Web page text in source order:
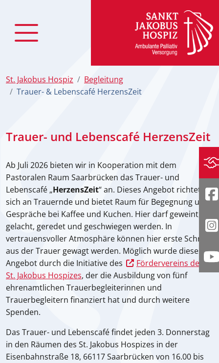
St. Jakobus Hospiz
Begleitung
Trauer- & Lebenscafé HerzensZeit
Trauer- und Lebenscafé HerzensZeit
Ab Juli 2026 bieten wir in Kooperation mit dem
Pastoralen Raum Saarbrücken das Trauer- und
Lebenscafé „HerzensZeit“ an. Dieses Angebot richtet
sich an Trauernde und bietet Raum für Begegnung und
Gespräche bei Kaffee und Kuchen. Hier darf geweint,
gelacht, geredet und geschwiegen werden. In
vertrauensvoller Atmosphäre können hier erste Schritte
aus der Trauer gewagt werden. Möglich wurde dieses
Angebot durch die Initiative des
Fördervereins des
St. Jakobus Hospizes, der die Ausbildung von fünf
ehrenamtlichen Trauerbegleiterinnen und
Trauerbegleitern finanziert hat und durch weitere
Spenden.
Das Trauer- und Lebenscafé findet jeden 3. Donnerstag
in den Räumen des St. Jakobus Hospizes in der
Eisenbahnstraße 18, 66117 Saarbrücken von 16.00 bis